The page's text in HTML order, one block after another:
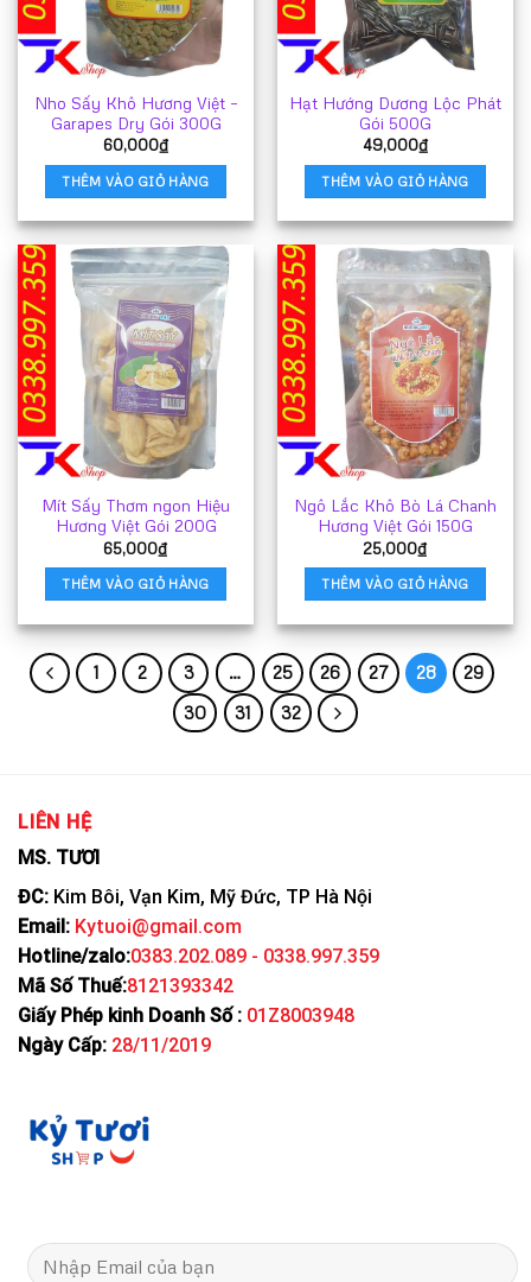
Nho Sấy Khô Hương Việt –
Garapes Dry Gói 300G
60,000₫
THÊM VÀO GIỎ HÀNG
Hạt Hướng Dương Lộc Phát
Gói 500G
49,000₫
THÊM VÀO GIỎ HÀNG
Mít Sấy Thơm ngon Hiệu
Hương Việt Gói 200G
65,000₫
THÊM VÀO GIỎ HÀNG
Ngô Lắc Khô Bò Lá Chanh
Hương Việt Gói 150G
25,000₫
THÊM VÀO GIỎ HÀNG
1 2 3 … 25 26 27 28
29
30
31 32
LIÊN HỆ
MS. TƯƠI
ĐC: Kim Bôi, Vạn Kim, Mỹ Đức, TP Hà Nội
Email: Kytuoi@gmail.com
Hotline/zalo:0383.202.089 - 0338.997.359
Mã Số Thuế:8121393342
Giấy Phép kinh Doanh Số : 01Z8003948
Ngày Cấp: 28/11/2019